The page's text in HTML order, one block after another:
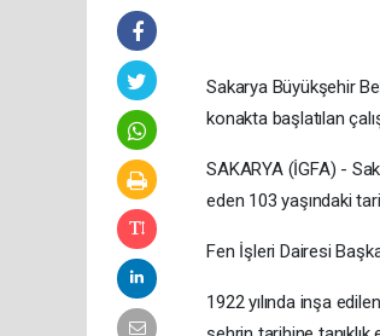
Sakarya Büyükşehir
konakta başlatılan
SAKARYA (İGFA) -
eden 103 yaşındaki
Fen İşleri Dairesi
1922 yılında inşa